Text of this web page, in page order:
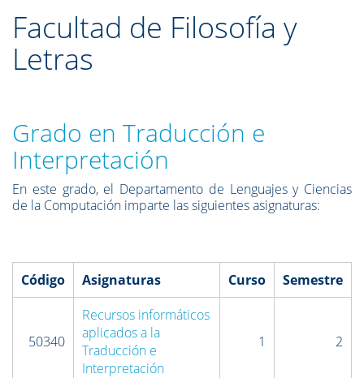
Facultad de Filosofía y
Letras
Grado en Traducción e
Interpretación
En este grado, el Departamento de Lenguajes y Ciencias
de la Computación imparte las siguientes asignaturas:
Código Asignaturas Curso Semestre
50340
Recursos informáticos
aplicados a la
Traducción e
Interpretación
1 2